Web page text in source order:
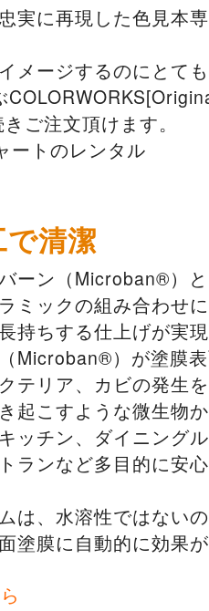
実に再現した色見本
メージするのにとて
ご注文頂けます。
ートのレンタル
清潔
ーン（Microban®）
ミックの組み合わせ
持ちする仕上げが実
Microban®）が塗膜
テリア、カビの発生
起こすような微生物
ッチン、ダイニング
ランなど多目的に安
は、水溶性ではない
塗膜に自動的に効果